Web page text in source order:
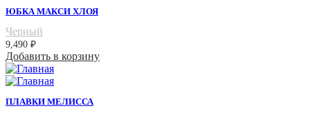
ЮБКА МАКСИ ХЛОЯ
Черный
9,490 ₽
Добавить в корзину
ПЛАВКИ МЕЛИССА